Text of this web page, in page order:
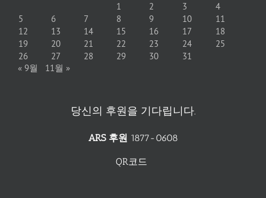
1 2 3
4
5
6 7 8 9 10
11
12
13 14 15 16 17
18
19
20 21 22 23 24
25
26
27 28 29 30
31
« 9월
11월 »
당신의 후원을 기다립니다.
ARS 후원 1877-0608
QR코드